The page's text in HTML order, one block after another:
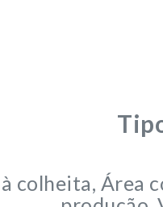
colheita, Área